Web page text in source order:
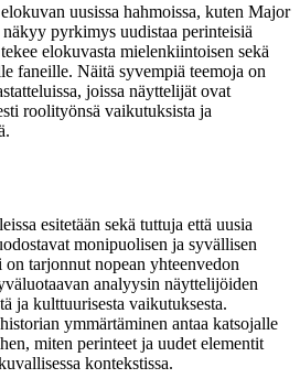
uusissa hahmoissa, kuten Major
pyrkimys uudistaa perinteisiä
elokuvasta mielenkiintoisen sekä
faneille. Näitä syvempiä teemoja on
joissa näyttelijät ovat
roolityönsä vaikutuksista ja
esitetään sekä tuttuja että uusia
monipuolisen ja syvällisen
tarjonnut nopean yhteenvedon
analyysin näyttelijöiden
ja kulttuurisesta vaikutuksesta.
ymmärtäminen antaa katsojalle
miten perinteet ja uudet elementit
kontekstissa.